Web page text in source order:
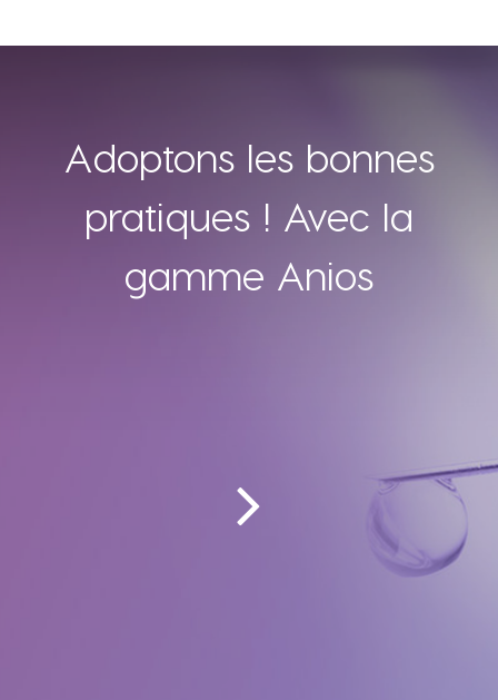
Adoptons les bonnes
pratiques ! Avec la
gamme Anios